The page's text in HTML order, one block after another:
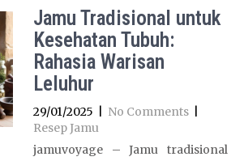
Jamu Tradisional untuk
Kesehatan Tubuh:
Rahasia Warisan
Leluhur
29/01/2025 No Comments
Resep Jamu
jamuvoyage – Jamu tradisional